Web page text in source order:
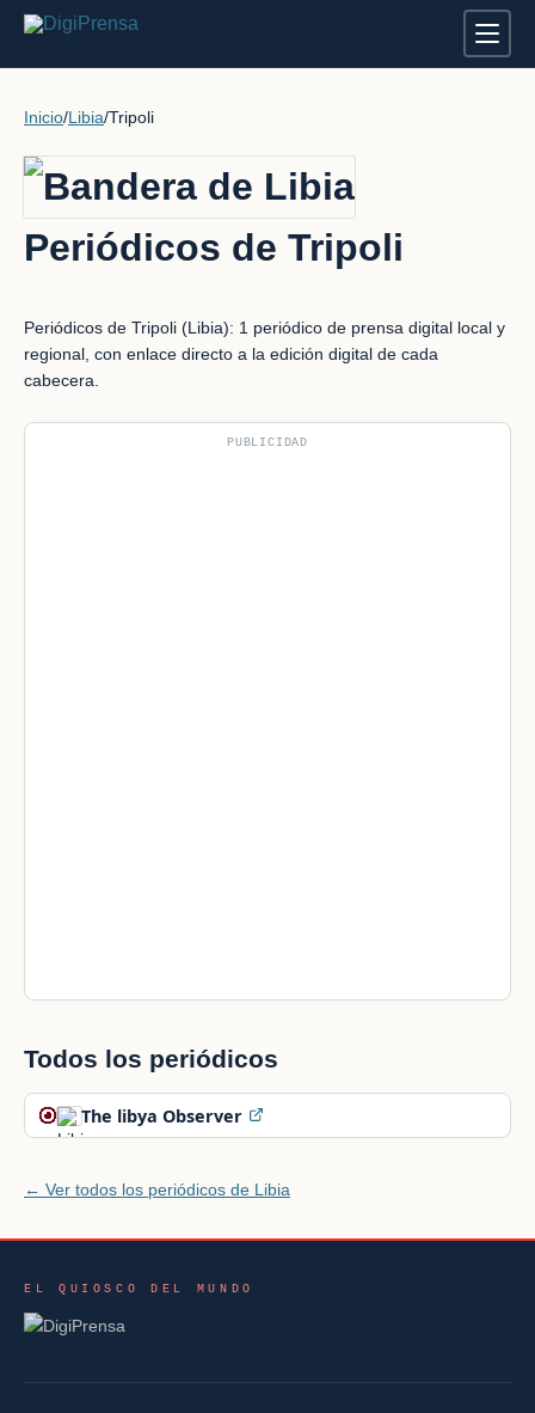
Inicio/Libia/Tripoli
Periódicos de Tripoli
Periódicos de Tripoli (Libia): 1 periódico de prensa digital local y
regional, con enlace directo a la edición digital de cada
cabecera.
PUBLICIDAD
Todos los periódicos
The libya Observer
← Ver todos los periódicos de Libia
EL QUIOSCO DEL MUNDO